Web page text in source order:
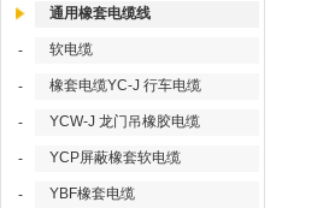
通用橡套电缆线
- 软电缆
- 橡套电缆YC-J 行车电缆
- YCW-J 龙门吊橡胶电缆
- YCP屏蔽橡套软电缆
- YBF橡套电缆